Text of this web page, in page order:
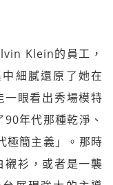
Klein的員工，
細膩還原了她在
眼看出秀場模特
年代那種乾淨、
極簡主義」。那時
襯衫，或者是一襲